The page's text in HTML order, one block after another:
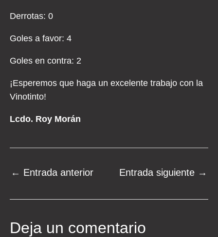
Derrotas: 0
Goles a favor: 4
Goles en contra: 2
¡Esperemos que haga un excelente trabajo con la
Vinotinto!
Lcdo. Roy Morán
Navegación
← Entrada anterior Entrada siguiente →
Deja un comentario